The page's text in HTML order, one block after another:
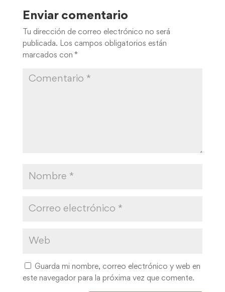
Enviar comentario
Tu dirección de correo electrónico no será
publicada.
Los campos obligatorios están
marcados con *
Guarda mi nombre, correo electrónico y web en
este navegador para la próxima vez que comente.